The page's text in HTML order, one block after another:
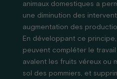
animaux domestiques a
une diminution des
augmentation des
En développant ce
peuvent compléter le
avalent les fruits véreux ou
sol des pommiers, et